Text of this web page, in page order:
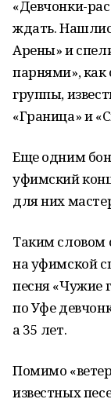
«Девчонки-
ждать.
Арены» и
парнями», как
группы,
«Граница» и
Еще одним
уфимский
для них
Таким словом
на уфимской
песня «Чужие
по Уфе
а 35 лет.
Помимо
известных